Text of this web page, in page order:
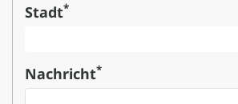
Stadt*
Nachricht*